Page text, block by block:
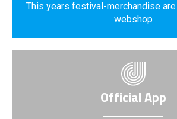
This years festival-merchandise
webshop
Official App